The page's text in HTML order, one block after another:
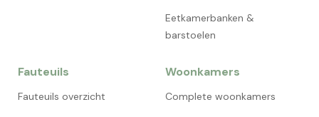
Eetkamerbanken &
barstoelen
Fauteuils
Fauteuils overzicht
Woonkamers
Complete woonkamers